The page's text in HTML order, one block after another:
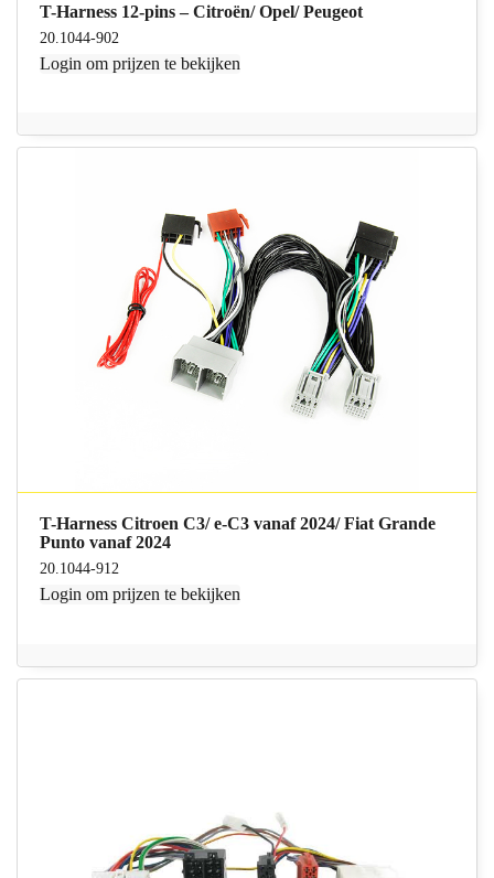
T-Harness 12-pins – Citroën/ Opel/ Peugeot
20.1044-902
Login om prijzen te bekijken
T-Harness Citroen C3/ e-C3 vanaf 2024/ Fiat Grande
Punto vanaf 2024
20.1044-912
Login om prijzen te bekijken